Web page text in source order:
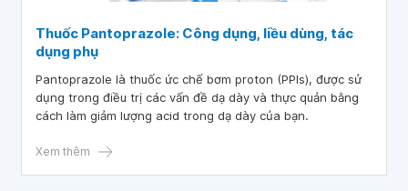
Thuốc Pantoprazole: Công dụng, liều dùng, tác
dụng phụ
Pantoprazole là thuốc ức chế bơm proton (PPIs), được sử
dụng trong điều trị các vấn đề dạ dày và thực quản bằng
cách làm giảm lượng acid trong dạ dày của bạn.
Xem thêm